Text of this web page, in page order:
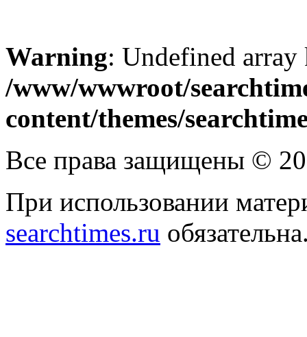
Warning: Undefined
/www/wwwroot/
content/themes/
Все права защищены ©
При использовании
searchtimes.ru